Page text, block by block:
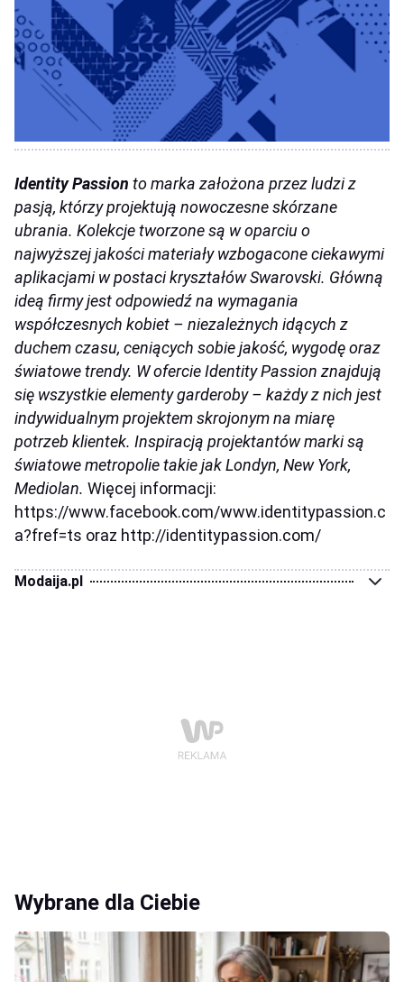
Identity Passion to marka założona przez ludzi z
pasją, którzy projektują nowoczesne skórzane
ubrania. Kolekcje tworzone są w oparciu o
najwyższej jakości materiały wzbogacone ciekawymi
aplikacjami w postaci kryształów Swarovski. Główną
ideą firmy jest odpowiedź na wymagania
współczesnych kobiet – niezależnych idących z
duchem czasu, ceniących sobie jakość, wygodę oraz
światowe trendy. W ofercie Identity Passion znajdują
się wszystkie elementy garderoby – każdy z nich jest
indywidualnym projektem skrojonym na miarę
potrzeb klientek. Inspiracją projektantów marki są
światowe metropolie takie jak Londyn, New York,
Mediolan. Więcej informacji:
https://www.facebook.com/www.identitypassion.c
a?fref=ts oraz http://identitypassion.com/
Modaija.pl
Wybrane dla Ciebie